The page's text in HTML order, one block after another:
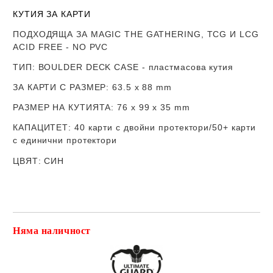
КУТИЯ ЗА КАРТИ
ПОДХОДЯЩА ЗА MAGIC THE GATHERING, TCG И LCG
ACID FREE - NO PVC
ТИП: BOULDER DECK CASE - пластмасова кутия
ЗА КАРТИ С РАЗМЕР:63.5 x 88 mm
РАЗМЕР НА КУТИЯТА: 76 х 99 x 35 mm
КАПАЦИТЕТ: 40 карти с двойни протектори/50+ карти
с единични протектори
ЦВЯТ: СИН
Няма наличност